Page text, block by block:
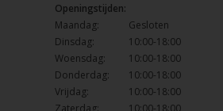
Openingstijden:
Maandag:
Gesloten
Dinsdag:
10:00-18:00
Woensdag:
10:00-18:00
Donderdag:
10:00-18:00
Vrijdag:
10:00-18:00
Zaterdag:
10:00-18:00